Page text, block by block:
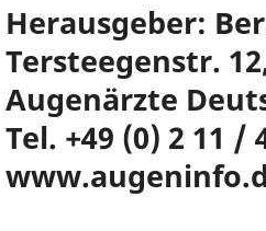
Herausgeber:
Tersteegenstr.
Augenärzte
Tel. +49 (0) 2 11 /